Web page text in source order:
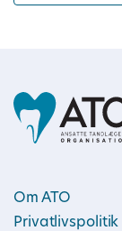
Om ATO
Privatlivspolitik